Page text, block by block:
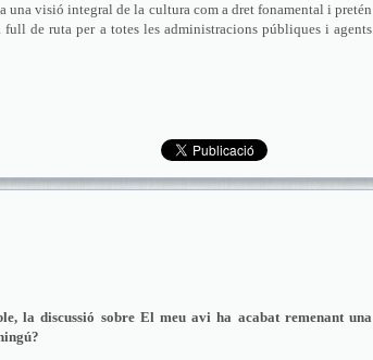
una visió integral de la cultura com a dret fonamental i pretén
full de ruta per a totes les administracions públiques i agents
la discussió sobre El meu avi ha acabat remenant una